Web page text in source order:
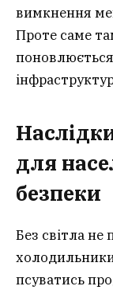
вимкнення
Проте саме
поновлюється
для
безпеки
Без світла не
псуватись